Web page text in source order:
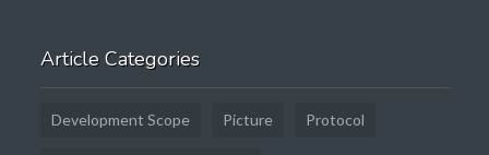
Article Categories
Development Scope Picture Protocol